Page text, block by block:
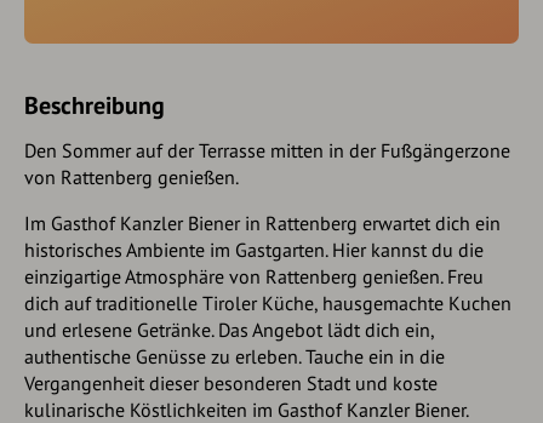
Beschreibung
Den Sommer auf der Terrasse mitten in der Fußgängerzone
von Rattenberg genießen.
Im Gasthof Kanzler Biener in Rattenberg erwartet dich ein
historisches Ambiente im Gastgarten. Hier kannst du die
einzigartige Atmosphäre von Rattenberg genießen. Freu
dich auf traditionelle Tiroler Küche, hausgemachte Kuchen
und erlesene Getränke. Das Angebot lädt dich ein,
authentische Genüsse zu erleben. Tauche ein in die
Vergangenheit dieser besonderen Stadt und koste
kulinarische Köstlichkeiten im Gasthof Kanzler Biener.